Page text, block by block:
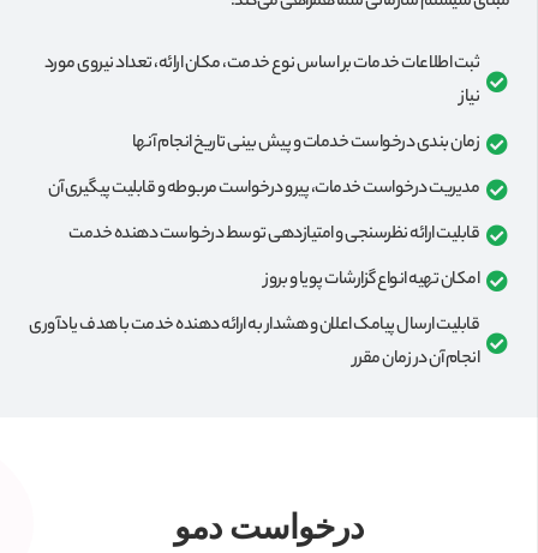
ثبت اطلاعات خدمات بر اساس نوع خدمت، مکان ارائه، تعداد نیروی مورد
نیاز
زمان بندی درخواست خدمات و پیش بینی تاریخ انجام آنها
مدیریت درخواست خدمات، پیرو درخواست مربوطه و قابلیت پیگیری آن
قابلیت ارائه نظرسنجی و امتیازدهی توسط درخواست دهنده خدمت
امکان تهیه انواع گزارشات پویا و بروز
قابلیت ارسال پیامک اعلان و هشدار به ارائه دهنده خدمت با هدف یادآوری
انجام آن در زمان مقرر
درخواست دمو